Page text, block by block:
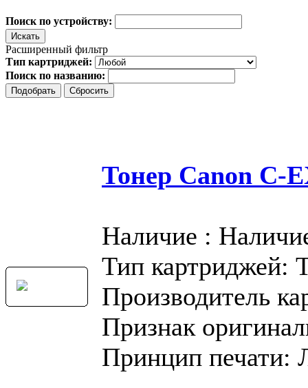
Поиск по устройству:
Расширенный фильтр
Тип картриджей:
Поиск по названию:
Тонер Canon C-
Наличие :
Тип картриджей:
Производитель
Признак
Принцип печати: